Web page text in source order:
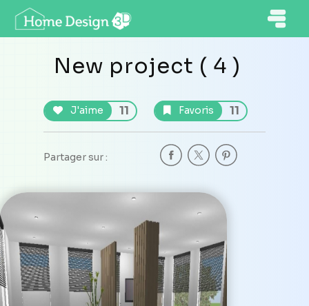
New project ( 4 )
J'aime 11 Favoris 11
Partager sur :